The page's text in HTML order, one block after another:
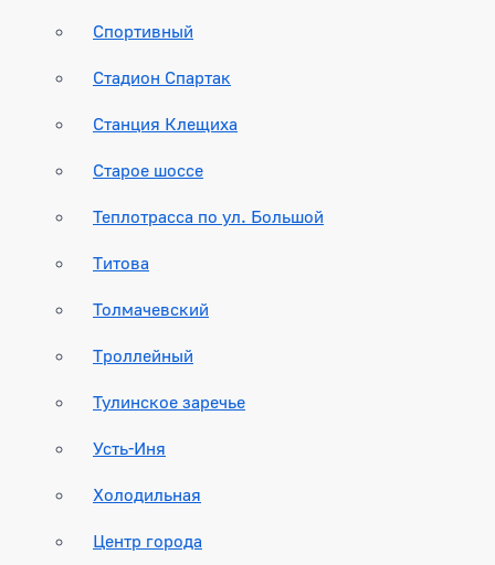
Спортивный
Стадион Спартак
Станция Клещиха
Старое шоссе
Теплотрасса по ул. Большой
Титова
Толмачевский
Троллейный
Тулинское заречье
Усть-Иня
Холодильная
Центр города